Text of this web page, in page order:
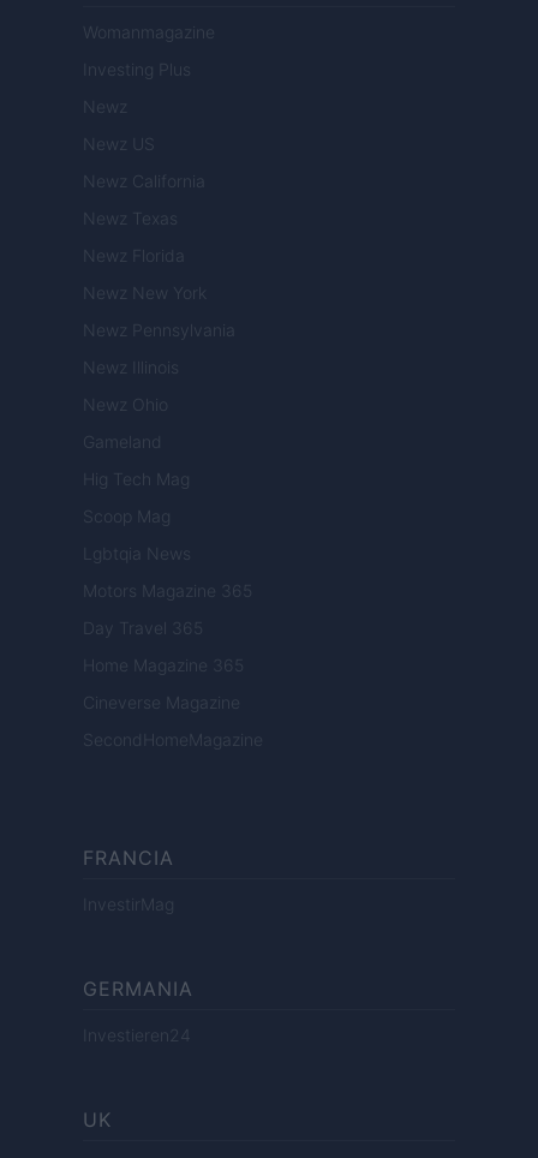
Womanmagazine
Investing Plus
Newz
Newz US
Newz California
Newz Texas
Newz Florida
Newz New York
Newz Pennsylvania
Newz Illinois
Newz Ohio
Gameland
Hig Tech Mag
Scoop Mag
Lgbtqia News
Motors Magazine 365
Day Travel 365
Home Magazine 365
Cineverse Magazine
SecondHomeMagazine
FRANCIA
InvestirMag
GERMANIA
Investieren24
UK